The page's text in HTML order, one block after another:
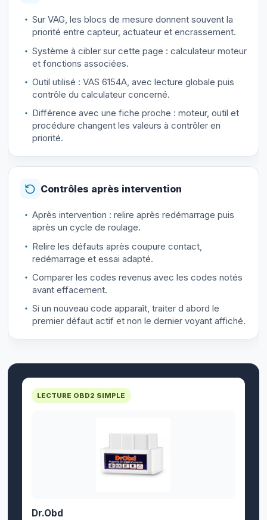
Sur VAG, les blocs de mesure donnent souvent la
priorité entre capteur, actuateur et encrassement.
Système à cibler sur cette page : calculateur moteur
et fonctions associées.
Outil utilisé : VAS 6154A, avec lecture globale puis
contrôle du calculateur concerné.
Différence avec une fiche proche : moteur, outil et
procédure changent les valeurs à contrôler en
priorité.
Contrôles après intervention
Après intervention : relire après redémarrage puis
après un cycle de roulage.
Relire les défauts après coupure contact,
redémarrage et essai adapté.
Comparer les codes revenus avec les codes notés
avant effacement.
Si un nouveau code apparaît, traiter d abord le
premier défaut actif et non le dernier voyant affiché.
LECTURE OBD2 SIMPLE
Dr.Obd